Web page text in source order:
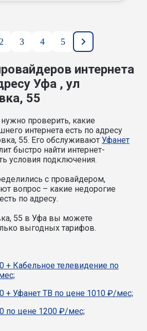
3 4 5
интернета
Уфа , ул
55
проверить, какие
интернета есть по адресу
55. Его обслуживают Уфанет
быстро найти интернет-
условия подключения.
с провайдером,
вопрос – какие недорогие
по адресу.
55 в Уфа вы можете
выгодных тарифов.
Кабельное телевидение по
+ Уфанет ТВ по цене 1010 ₽/мес;
по цене 1200 ₽/мес;